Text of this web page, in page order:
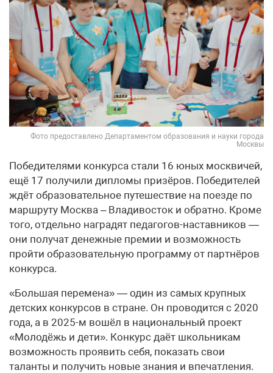
Фото предоставлено Департаментом образования и науки города
Москвы
Победителями конкурса стали 16 юных москвичей,
ещё 17 получили дипломы призёров. Победителей
ждёт образовательное путешествие на поезде по
маршруту Москва – Владивосток и обратно. Кроме
того, отдельно наградят педагогов-наставников —
они получат денежные премии и возможность
пройти образовательную программу от партнёров
конкурса.
«Большая перемена» — один из самых крупных
детских конкурсов в стране. Он проводится с 2020
года, а в 2025-м вошёл в национальный проект
«Молодёжь и дети». Конкурс даёт школьникам
возможность проявить себя, показать свои
таланты и получить новые знания и впечатления.